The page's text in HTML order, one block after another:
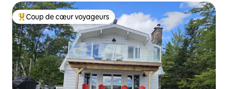
Coups de cœur voyageurs les plus appréciés
Coup de cœur voyageurs